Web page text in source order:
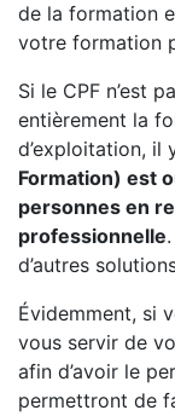
de la formation
votre formation
Si le CPF n’est
entièrement la
d’exploitation, il y
Formation) est
personnes en
professionnelle
d’autres
Évidemment, si
vous servir de
afin d’avoir le
permettront de